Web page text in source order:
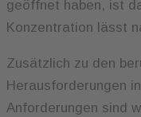
geöffnet haben, ist
Konzentration lässt
Zusätzlich zu den
Herausforderungen
Anforderungen sind